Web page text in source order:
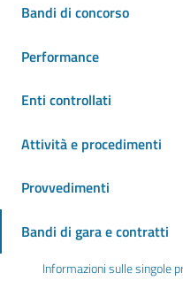
Bandi di concorso
Performance
Enti controllati
Attività e procedimenti
Provvedimenti
Bandi di gara e contratti
Informazioni sulle singole